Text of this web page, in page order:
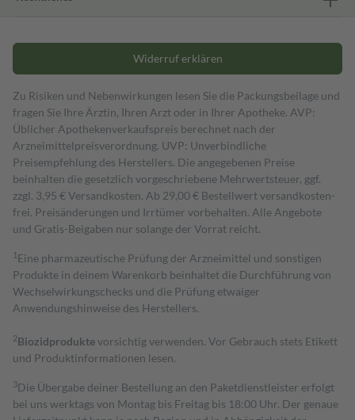
Widerruf erklären
Zu Risiken und Nebenwirkungen lesen Sie die Packungsbeilage und
fragen Sie Ihre Ärztin, Ihren Arzt oder in Ihrer Apotheke. AVP:
Üblicher Apothekenverkaufspreis berechnet nach der
Arzneimittelpreisverordnung. UVP: Unverbindliche
Preisempfehlung des Herstellers. Die angegebenen Preise
beinhalten die gesetzlich vorgeschriebene Mehrwertsteuer, ggf.
zzgl. 3,95 € Versandkosten. Ab 29,00 € Bestell­wert versand­kosten­
frei. Preisänderungen und Irrtümer vorbehalten. Alle Angebote
und Gratis-Beigaben nur solange der Vorrat reicht.
1 Eine pharmazeutische Prüfung der Arzneimittel und sonstigen
Produkte in deinem Warenkorb beinhaltet die Durchführung von
Wechselwirkungschecks und die Prüfung etwaiger
Anwendungshinweise des Herstellers.
2Biozidproduktevorsichtig verwenden. Vor Gebrauch stets Etikett
und Produktinformationen lesen.
3Die Übergabe deiner Bestellung an den Paketdienstleister erfolgt
bei uns werktags von Montag bis Freitag bis 18:00 Uhr. Der genaue